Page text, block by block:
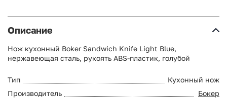
Описание
Нож кухонный Boker Sandwich Knife Light Blue,
нержавеющая сталь, рукоять ABS-пластик, голубой
Тип
Кухонный нож
Производитель
Бокер